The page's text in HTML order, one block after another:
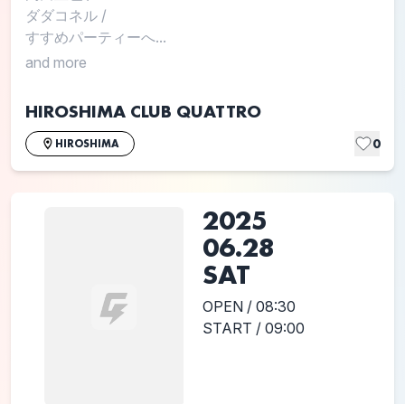
ダダコネル /
すすめパーティーへ...
and more
HIROSHIMA CLUB QUATTRO
HIROSHIMA 0
2025
06.28
SAT
OPEN / 08:30
START / 09:00